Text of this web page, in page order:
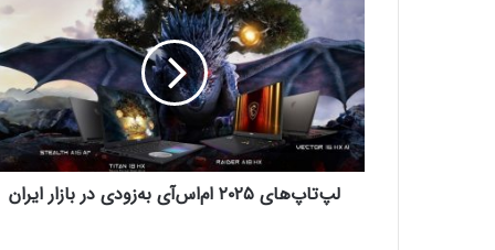
ا
پ‌
ه
ا
ی
۲
لپ‌تاپ‌های ۲۰۲۵ ام‌اس‌آی به‌زودی در بازار ایران